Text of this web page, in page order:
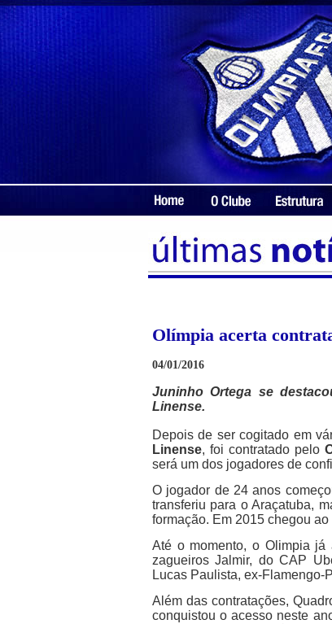
Olímpia acerta
04/01/2016
Juninho Ortega se
Linense.
Depois de ser cogitado em
Linense, foi contratado pelo
será um dos jogadores de
O jogador de 24 anos
transferiu para o Araçatuba,
formação. Em 2015 chegou
Até o momento, o Olimpia já
zagueiros Jalmir, do CAP
Lucas Paulista, ex-Flamengo-
Além das contratações,
conquistou o acesso neste